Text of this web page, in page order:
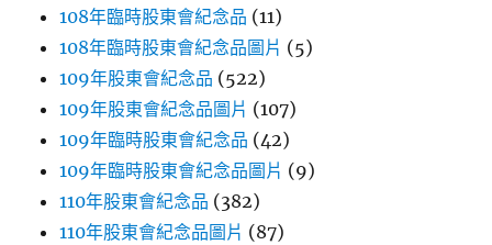
108年臨時股東會紀念品 (11)
108年臨時股東會紀念品圖片 (5)
109年股東會紀念品 (522)
109年股東會紀念品圖片 (107)
109年臨時股東會紀念品 (42)
109年臨時股東會紀念品圖片 (9)
110年股東會紀念品 (382)
110年股東會紀念品圖片 (87)